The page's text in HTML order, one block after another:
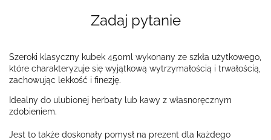
Zadaj pytanie
Szeroki klasyczny kubek 450ml wykonany ze szkła użytkowego,
które charakteryzuje się wyjątkową wytrzymałością i trwałością,
zachowując lekkość i finezję.
Idealny do ulubionej herbaty lub kawy z własnoręcznym
zdobieniem.
Jest to także doskonały pomysł na prezent dla każdego